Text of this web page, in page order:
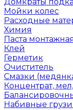
Мойки колес
Расходные
Химия
Паста монтажная
Клей
Герметик
Очиститель
Смазки
Концентрат,
Набивные